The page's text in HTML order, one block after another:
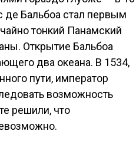
де Бальбоа стал первым
тонкий Панамский
Открытие Бальбоа
два океана. В 1534,
пути, император
возможность
решили, что